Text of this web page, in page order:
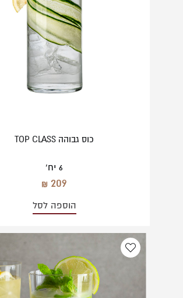
כוס גבוהה TOP CLASS
6 יח'
209
הוספה לסל